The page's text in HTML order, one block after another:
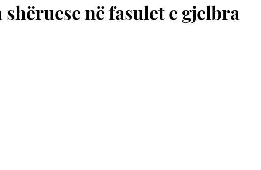
shëruese në fasulet e gjelbra